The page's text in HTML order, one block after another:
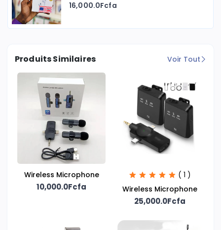
16,000.0Fcfa
Produits Similaires Voir Tout
Wireless Microphone
10,000.0Fcfa
( 1 )
Wireless Microphone
25,000.0Fcfa